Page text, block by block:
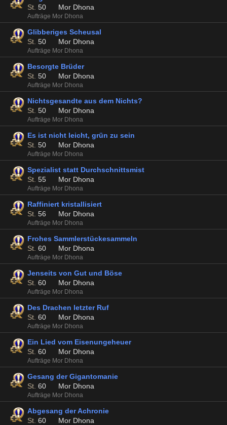
St. 50 Mor Dhona
Aufträge Mor Dhona
Glibberiges Scheusal
St. 50 Mor Dhona
Aufträge Mor Dhona
Besorgte Brüder
St. 50 Mor Dhona
Aufträge Mor Dhona
Nichtsgesandte aus dem Nichts?
St. 50 Mor Dhona
Aufträge Mor Dhona
Es ist nicht leicht, grün zu sein
St. 50 Mor Dhona
Aufträge Mor Dhona
Spezialist statt Durchschnittsmist
St. 55 Mor Dhona
Aufträge Mor Dhona
Raffiniert kristallisiert
St. 56 Mor Dhona
Aufträge Mor Dhona
Frohes Sammlerstückesammeln
St. 60 Mor Dhona
Aufträge Mor Dhona
Jenseits von Gut und Böse
St. 60 Mor Dhona
Aufträge Mor Dhona
Des Drachen letzter Ruf
St. 60 Mor Dhona
Aufträge Mor Dhona
Ein Lied vom Eisenungeheuer
St. 60 Mor Dhona
Aufträge Mor Dhona
Gesang der Gigantomanie
St. 60 Mor Dhona
Aufträge Mor Dhona
Abgesang der Achronie
St. 60 Mor Dhona